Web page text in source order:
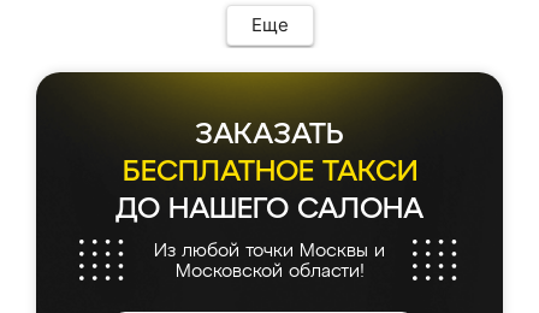
Еще
ЗАКАЗАТЬ
БЕСПЛАТНОЕ ТАКСИ
ДО НАШЕГО САЛОНА
Из любой точки Москвы и
Московской области!